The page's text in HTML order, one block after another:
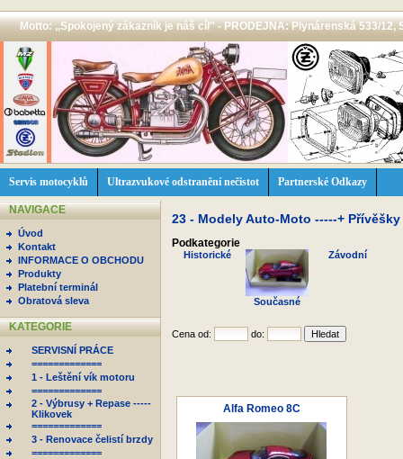
Motto: ,,Spokojený zákazník je náš cíl'' - PRODEJNA: Plynárenská 533/12,
Servis motocyklů Ultrazvukové odstranění nečistot Partnerské Odkazy
NAVIGACE
Úvod
Kontakt
INFORMACE O OBCHODU
Produkty
Platební terminál
Obratová sleva
KATEGORIE
SERVISNÍ PRÁCE
=============
1 - Leštění vík motoru
=============
2 - Výbrusy + Repase -----
Klikovek
=============
3 - Renovace čelistí brzdy
=============
23 - Modely Auto-Moto -----+ Přívěšky
Podkategorie
Historické
Současné
Závodní
Cena od: do:
Alfa Romeo 8C